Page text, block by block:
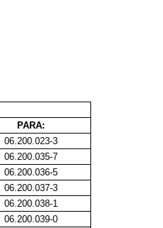
PARA:
06.200.023-3
06.200.035-7
06.200.036-5
06.200.037-3
06.200.038-1
06.200.039-0